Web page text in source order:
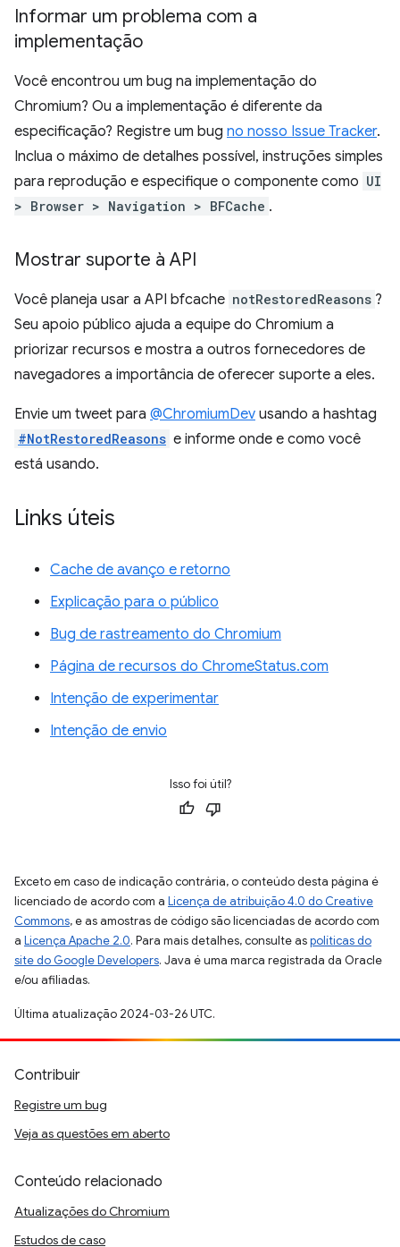
Informar um problema com a
implementação
Você encontrou um bug na implementação do
Chromium? Ou a implementação é diferente da
especificação? Registre um bug no nosso Issue Tracker.
Inclua o máximo de detalhes possível, instruções simples
para reprodução e especifique o componente como UI
> Browser > Navigation > BFCache .
Mostrar suporte à API
Você planeja usar a API bfcache notRestoredReasons ?
Seu apoio público ajuda a equipe do Chromium a
priorizar recursos e mostra a outros fornecedores de
navegadores a importância de oferecer suporte a eles.
Envie um tweet para @ChromiumDev usando a hashtag
#NotRestoredReasons e informe onde e como você
está usando.
Links úteis
Cache de avanço e retorno
Explicação para o público
Bug de rastreamento do Chromium
Página de recursos do ChromeStatus.com
Intenção de experimentar
Intenção de envio
Isso foi útil?
Exceto em caso de indicação contrária, o conteúdo desta página é
licenciado de acordo com a Licença de atribuição 4.0 do Creative
Commons, e as amostras de código são licenciadas de acordo com
a Licença Apache 2.0. Para mais detalhes, consulte aspolíticas do
site do Google Developers. Java é uma marca registrada da Oracle
e/ou afiliadas.
Última atualização 2024-03-26 UTC.
Contribuir
Registre um bug
Veja as questões em aberto
Conteúdo relacionado
Atualizações do Chromium
Estudos de caso